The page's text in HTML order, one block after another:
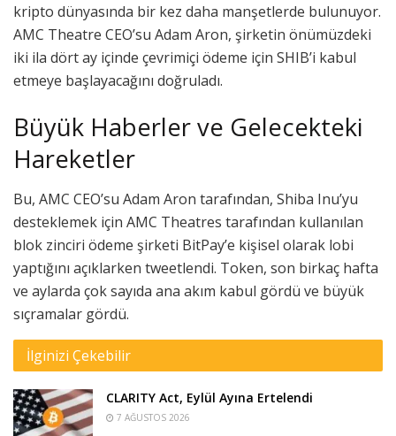
kripto dünyasında bir kez daha manşetlerde bulunuyor.
AMC Theatre CEO’su Adam Aron, şirketin önümüzdeki
iki ila dört ay içinde çevrimiçi ödeme için SHIB’i kabul
etmeye başlayacağını doğruladı.
Büyük Haberler ve Gelecekteki
Hareketler
Bu, AMC CEO’su Adam Aron tarafından, Shiba Inu’yu
desteklemek için AMC Theatres tarafından kullanılan
blok zinciri ödeme şirketi BitPay’e kişisel olarak lobi
yaptığını açıklarken tweetlendi. Token, son birkaç hafta
ve aylarda çok sayıda ana akım kabul gördü ve büyük
sıçramalar gördü.
İlginizi Çekebilir
CLARITY Act, Eylül Ayına Ertelendi
7 AĞUSTOS 2026